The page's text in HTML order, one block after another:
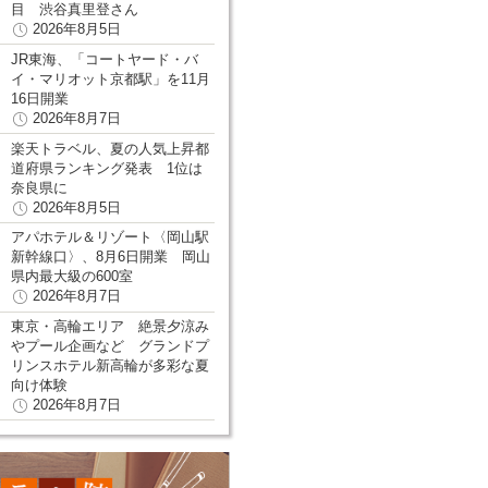
目 渋谷真里登さん
2026年8月5日
JR東海、「コートヤード・バ
イ・マリオット京都駅」を11月
16日開業
2026年8月7日
楽天トラベル、夏の人気上昇都
道府県ランキング発表 1位は
奈良県に
2026年8月5日
アパホテル＆リゾート〈岡山駅
新幹線口〉、8月6日開業 岡山
県内最大級の600室
2026年8月7日
東京・高輪エリア 絶景夕涼み
やプール企画など グランドプ
リンスホテル新高輪が多彩な夏
向け体験
2026年8月7日